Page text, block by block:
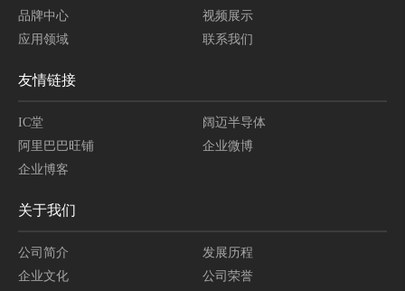
品牌中心
视频展示
应用领域
联系我们
友情链接
IC堂
阔迈半导体
阿里巴巴旺铺
企业微博
企业博客
关于我们
公司简介
发展历程
企业文化
公司荣誉